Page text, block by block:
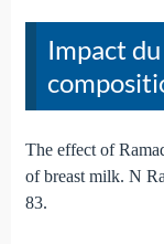
Impact
The effect of
of breast milk. N
83.